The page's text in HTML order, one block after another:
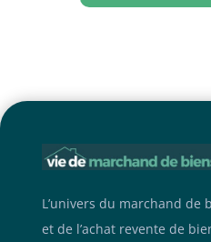
L’univers du marchand de
et de l’achat revente de